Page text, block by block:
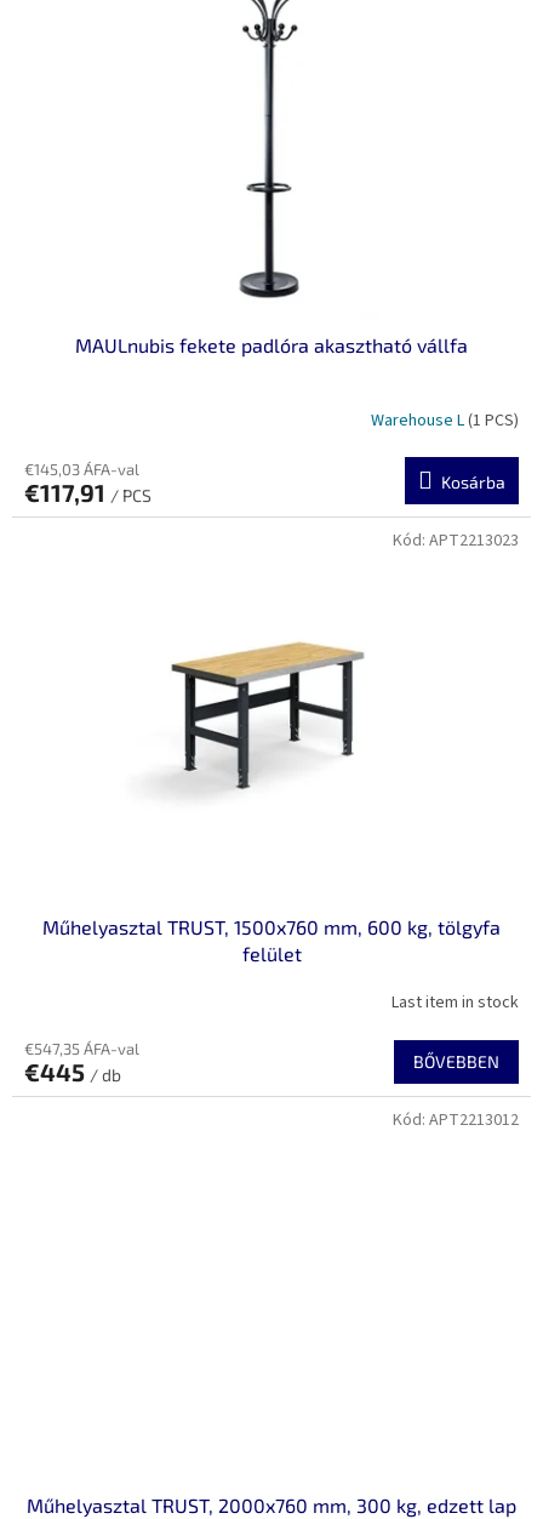
MAULnubis fekete padlóra akasztható vállfa
Warehouse L(1 PCS)
€145,03 ÁFA-val
€117,91 / PCS
Kosárba
Műhelyasztal TRUST, 1500x760 mm, 600 kg, tölgyfa
felület
Last item in stock
€547,35 ÁFA-val
€445 / db
BŐVEBBEN
Kód: APT2213023
Műhelyasztal TRUST, 2000x760 mm, 300 kg, edzett lap
Kód: APT2213012